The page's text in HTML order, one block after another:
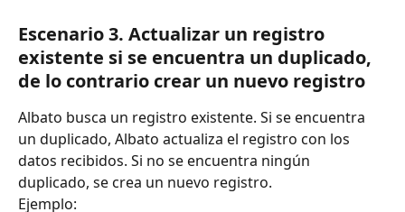
Escenario 3. Actualizar un registro
existente si se encuentra un duplicado,
de lo contrario crear un nuevo registro
Albato busca un registro existente. Si se encuentra
un duplicado, Albato actualiza el registro con los
datos recibidos. Si no se encuentra ningún
duplicado, se crea un nuevo registro.
Ejemplo: